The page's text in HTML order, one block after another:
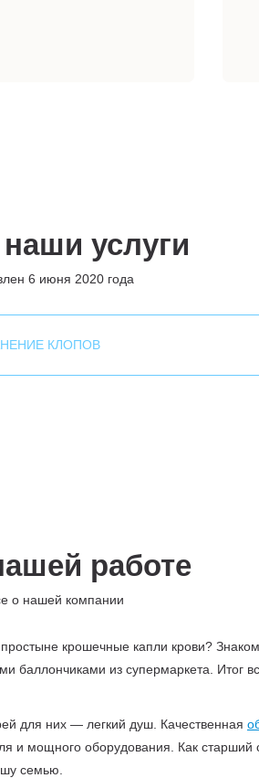
услуги
6 июня 2020 года
КЛОПОВ
работе
о нашей компании
крошечные капли крови?
из супермаркета. Итог
для них — легкий душ. Качественная
и мощного оборудования. Как
семью.